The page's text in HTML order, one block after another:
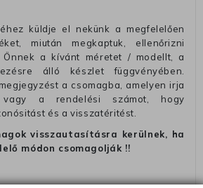
küldje el nekünk a megfelelően
miután megkaptuk, ellenőrizni
Önnek a kívánt méretet / modellt, a
álló készlet függvényében.
a csomagba, amelyen irja
vagy a rendelési számot, hogy
és a visszatéritést.
visszautasításra kerülnek, ha
módon csomagolják !!